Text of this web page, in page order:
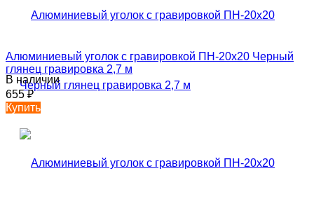
Алюминиевый уголок с гравировкой ПН-20х20 Черный
глянец гравировка 2,7 м
В наличии
655₽
Купить